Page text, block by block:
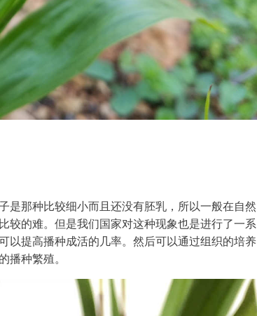
是那种比较细小而且还没有胚乳，所以一般在自然
较的难。但是我们国家对这种现象也是进行了一系
以提高播种成活的几率。然后可以通过组织的培养
播种繁殖。